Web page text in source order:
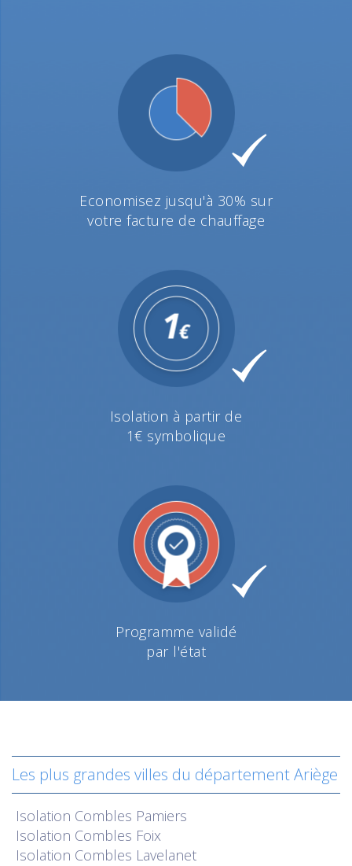
Economisez jusqu'à 30% sur
votre facture de chauffage
Isolation à partir de
1€ symbolique
Programme validé
par l'état
Les plus grandes villes du département Ariège
Isolation Combles Pamiers
Isolation Combles Foix
Isolation Combles Lavelanet